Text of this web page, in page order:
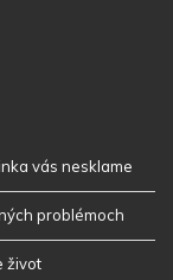
vás nesklame
problémoch
život